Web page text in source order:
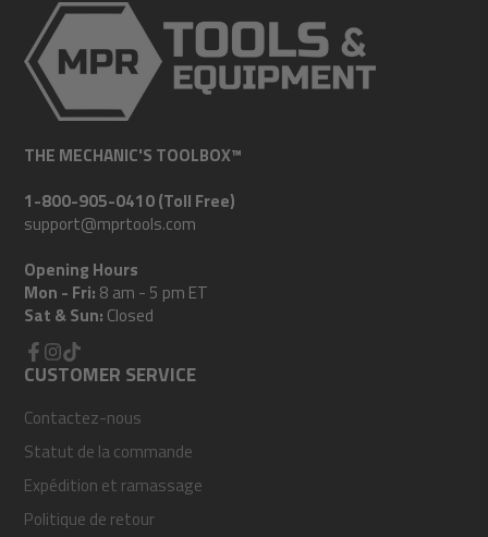
THE MECHANIC'S TOOLBOX™
1-800-905-0410 (Toll Free)
support@mprtools.com
Opening Hours
Mon - Fri: 8 am - 5 pm ET
Sat & Sun: Closed
Facebook
Instagram
TikTok
CUSTOMER SERVICE
Contactez-nous
Statut de la commande
Expédition et ramassage
Politique de retour